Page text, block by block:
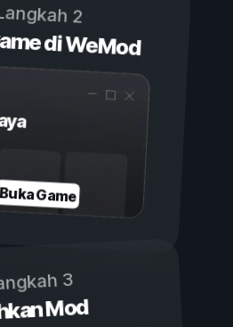
2
di WeMod
Game
3
Mod